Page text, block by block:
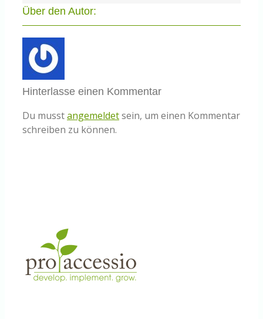
Über den Autor:
Hinterlasse einen Kommentar
Du musstangemeldetsein, um einen Kommentar
schreiben zu können.